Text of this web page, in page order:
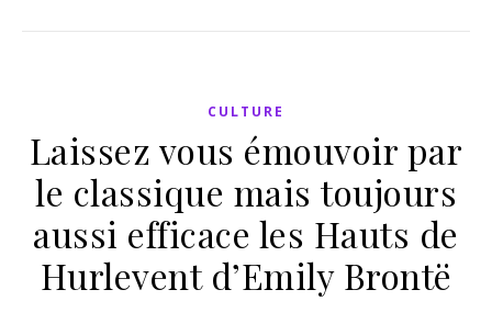
CULTURE
Laissez vous émouvoir par
le classique mais toujours
aussi efficace les Hauts de
Hurlevent d’Emily Brontë